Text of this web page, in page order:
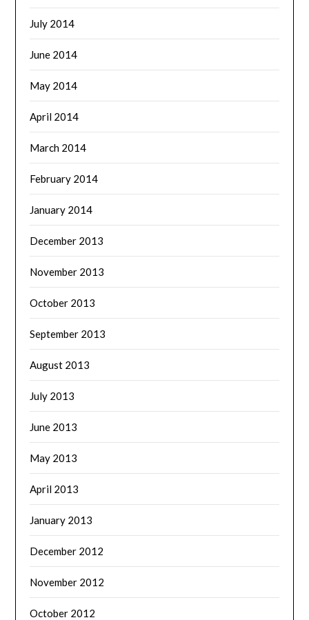
July 2014
June 2014
May 2014
April 2014
March 2014
February 2014
January 2014
December 2013
November 2013
October 2013
September 2013
August 2013
July 2013
June 2013
May 2013
April 2013
January 2013
December 2012
November 2012
October 2012